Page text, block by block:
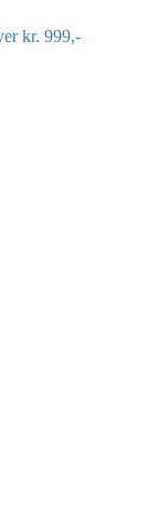
kr. 999,-